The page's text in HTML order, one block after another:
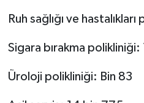
Ruh sağlığı ve
Sigara bırakma polikliniği:
Üroloji polikliniği: Bin 83